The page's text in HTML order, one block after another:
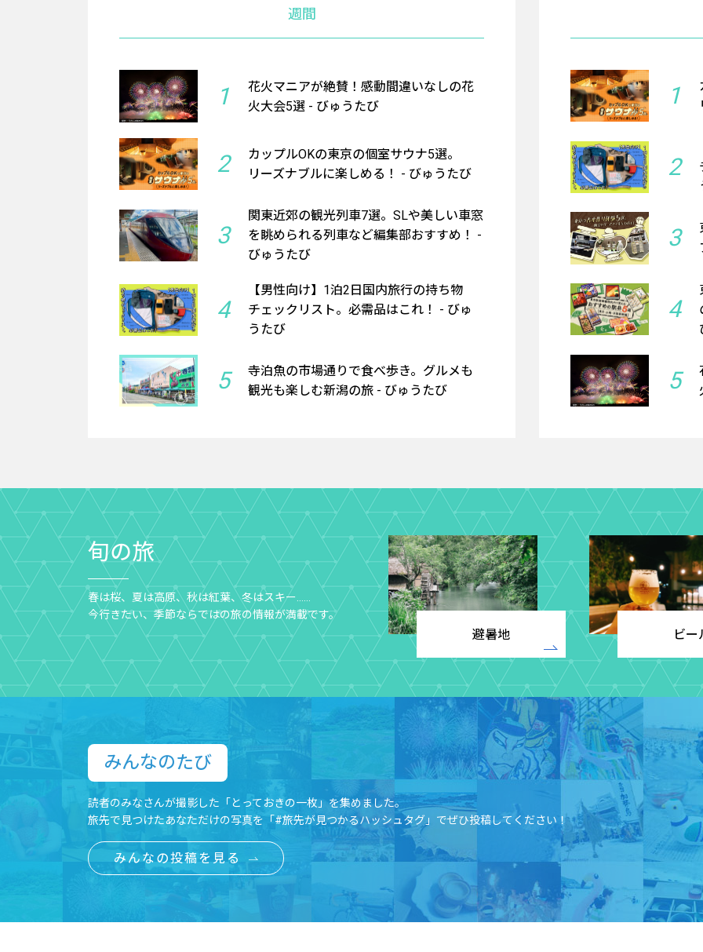
週間
1
花火マニアが絶賛！感動間違いなしの花
火大会5選 - びゅうたび
2
カップルOKの東京の個室サウナ5選。
リーズナブルに楽しめる！ - びゅうたび
3
関東近郊の観光列車7選。SLや美しい車窓
を眺められる列車など編集部おすすめ！ -
びゅうたび
4
【男性向け】1泊2日国内旅行の持ち物
チェックリスト。必需品はこれ！ - びゅ
うたび
5
寺泊魚の市場通りで食べ歩き。グルメも
観光も楽しむ新潟の旅 - びゅうたび
1
2
3
4
5
旬の旅
春は桜、夏は高原、秋は紅葉、冬はスキー……
今行きたい、季節ならではの旅の情報が満載です。
避暑地 ビー
みんなのたび​
読者のみなさんが撮影した「とっておきの一枚」を集めました。​
旅先で見つけたあなただけの写真を「#旅先が見つかるハッシュタグ」でぜひ投稿してください！​
みんなの投稿を見る